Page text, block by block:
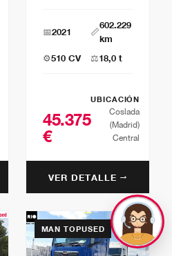
📅2021 📏
602.229
km
⚙️510 CV ⚖️18,0 t
45.375
€
UBICACIÓN
Coslada
(Madrid)
Central
VER DETALLE →
MAN TOPUSED